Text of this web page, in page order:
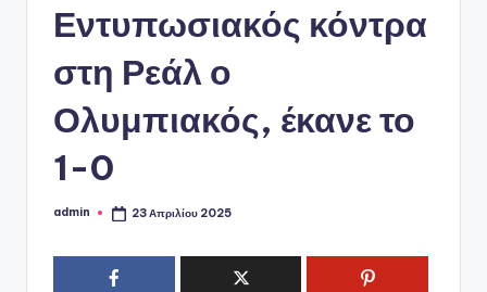
Εντυπωσιακός κόντρα
στη Ρεάλ ο
Ολυμπιακός, έκανε το
1-0
Συγγραφέας:
admin 23 Απριλίου 2025